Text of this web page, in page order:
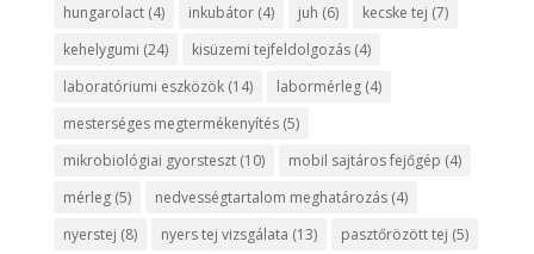
hungarolact(4) inkubátor(4) juh (6) kecske tej (7)
kehelygumi (24) kisüzemi tejfeldolgozás(4)
laboratóriumi eszközök(14) labormérleg(4)
mesterséges megtermékenyítés(5)
mikrobiológiai gyorsteszt(10) mobil sajtáros fejőgép (4)
mérleg(5) nedvességtartalom meghatározás(4)
nyerstej (8) nyers tej vizsgálata (13) pasztőrözött tej (5)